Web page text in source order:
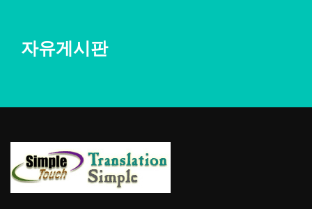
자유게시판